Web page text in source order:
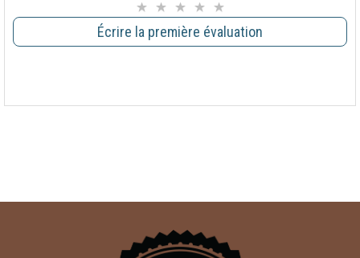
Écrire la première évaluation